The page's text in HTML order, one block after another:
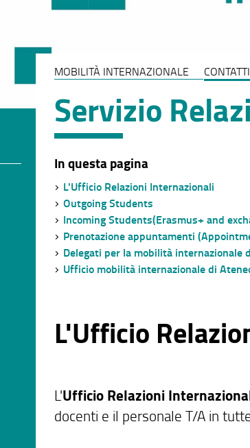
MOBILITÀ INTERNAZIONALE CONTATTI
Servizio
In questa pagina
L'Ufficio Relazioni Internazionali
Outgoing Students
Incoming Students(Erasmus+ and
Prenotazione appuntamenti
Delegati per la mobilità internazionale
Ufficio mobilità internazionale di
L'Ufficio
L'Ufficio Relazioni
docenti e il personale T/A in